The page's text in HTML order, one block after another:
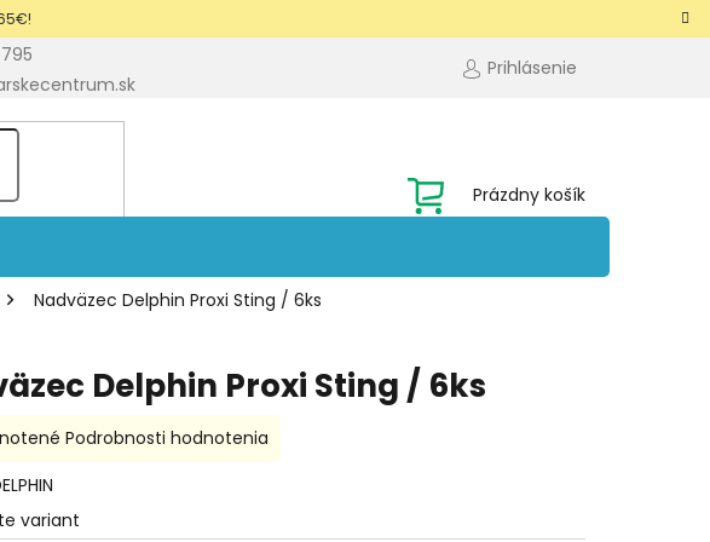
Prihlásenie
NÁKUPNÝ
KOŠÍK
Prázdny košík
Nadväzec Delphin Proxi Sting / 6ks
Delphin Proxi Sting / 6ks
variant
Podrobnosti hodnotenia